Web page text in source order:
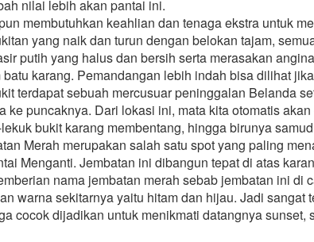
nilai lebih akan pantai ini.
keahlian dan tenaga ekstra untuk
yang naik dan turun dengan belokan tajam,
putih yang halus dan bersih serta merasakan
batu karang. Pemandangan lebih indah bisa dilihat
terdapat sebuah mercusuar peninggalan Belanda
ke puncaknya. Dari lokasi ini, mata kita otomatis
bukit karang membentang, hingga birunya
merupakan salah satu spot yang paling
Menganti. Jembatan ini dibangun tepat di atas
nama jembatan merah sebab jembatan ini di
warna sekitarnya yaitu hitam dan hijau. Jadi sangat
cocok dijadikan untuk menikmati datangnya